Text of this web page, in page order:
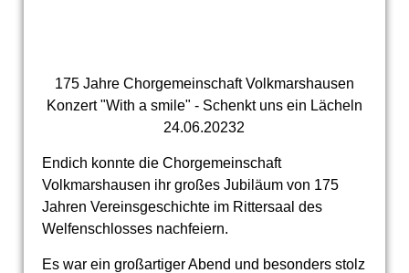
175 Jahre Chorgemeinschaft Volkmarshausen
Konzert "With a smile" - Schenkt uns ein Lächeln
24.06.20232
Endich konnte die Chorgemeinschaft
Volkmarshausen ihr großes Jubiläum von 175
Jahren Vereinsgeschichte im Rittersaal des
Welfenschlosses nachfeiern.
Es war ein großartiger Abend und besonders stolz